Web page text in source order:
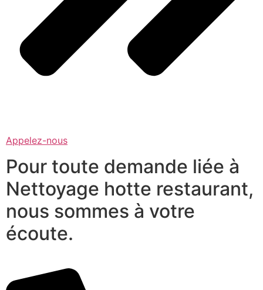
Appelez-nous
Pour toute demande liée à
Nettoyage hotte restaurant,
nous sommes à votre
écoute.